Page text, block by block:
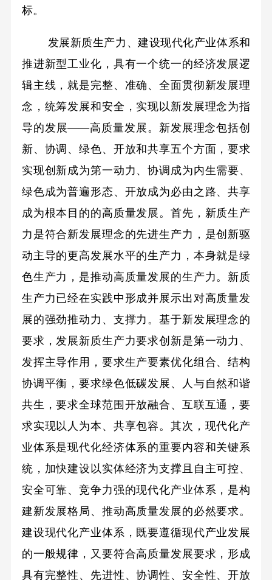
标。
发展新质生产力、建设现代化产业体系和
推进新型工业化，具有一个统一的经济发展逻
辑主线，就是完整、准确、全面贯彻新发展理
念，统筹发展和安全，实现以新发展理念为指
导的发展——高质量发展。新发展理念包括创
新、协调、绿色、开放和共享五个方面，要求
实现创新成为第一动力、协调成为内生需要、
绿色成为普遍形态、开放成为必由之路、共享
成为根本目的的高质量发展。首先，新质生产
力是符合新发展理念的先进生产力，是创新驱
动主导的更高发展水平的生产力，本身就是绿
色生产力，是推动高质量发展的生产力。新质
生产力已经在实践中形成并展示出对高质量发
展的强劲推动力、支撑力。基于新发展理念的
要求，发展新质生产力要求创新是第一动力、
发挥主导作用，要求生产要素优化组合、结构
协调平衡，要求绿色低碳发展、人与自然和谐
共生，要求全球范围开放融合、互联互通，要
求实现以人为本、共享包容。其次，现代化产
业体系是现代化经济体系的重要内容和关键系
统，加快建设以实体经济为支撑且自主可控、
安全可靠、竞争力强的现代化产业体系，是构
建新发展格局、推动高质量发展的必然要求。
建设现代化产业体系，既要遵循现代产业发展
的一般规律，又要符合高质量发展要求，形成
具有完整性、先进性、协调性、安全性、开放